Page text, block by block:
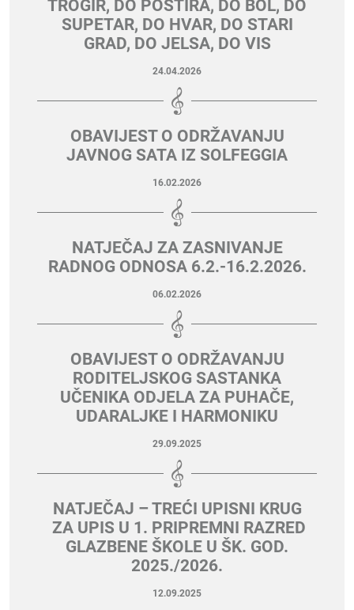
TROGIR, DO POSTIRA, DO BOL, DO
SUPETAR, DO HVAR, DO STARI
GRAD, DO JELSA, DO VIS
24.04.2026
OBAVIJEST O ODRŽAVANJU
JAVNOG SATA IZ SOLFEGGIA
16.02.2026
NATJEČAJ ZA ZASNIVANJE
RADNOG ODNOSA 6.2.-16.2.2026.
06.02.2026
OBAVIJEST O ODRŽAVANJU
RODITELJSKOG SASTANKA
UČENIKA ODJELA ZA PUHAČE,
UDARALJKE I HARMONIKU
29.09.2025
NATJEČAJ – TREĆI UPISNI KRUG
ZA UPIS U 1. PRIPREMNI RAZRED
GLAZBENE ŠKOLE U ŠK. GOD.
2025./2026.
12.09.2025